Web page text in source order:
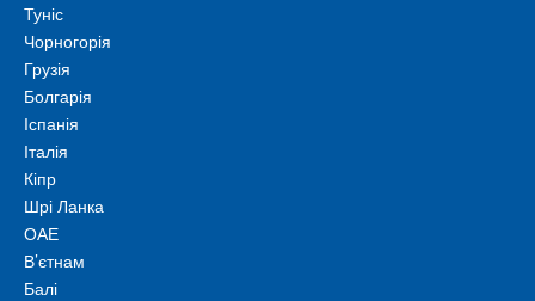
Туніс
Чорногорія
Грузія
Болгарія
Іспанія
Італія
Кіпр
Шрі Ланка
ОАЕ
В’єтнам
Балі